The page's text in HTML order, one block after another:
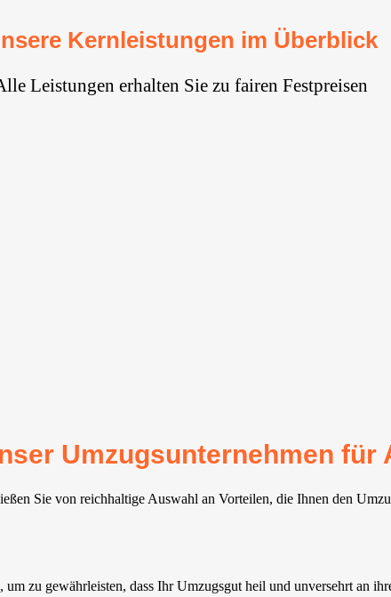
Kernleistungen im Überblick
Leistungen erhalten Sie zu fairen Festpreisen
Umzugsunternehmen
Sie von reichhaltige Auswahl an Vorteilen, die Ihnen den
zu gewährleisten, dass Ihr Umzugsgut heil und unversehrt an